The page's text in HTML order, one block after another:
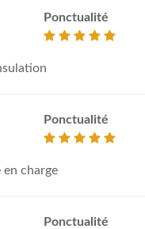
Ponctualité
Ponctualité
charge
Ponctualité